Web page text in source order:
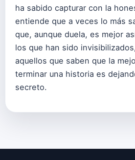
ha sabido capturar con la
entiende que a veces lo más
que, aunque duela, es mejor
los que han sido
aquellos que saben que la
terminar una historia es
secreto.